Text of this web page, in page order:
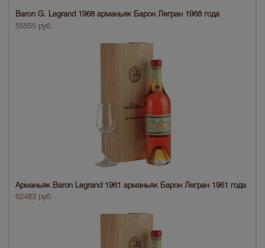
Baron G. Legrand 1968 арманьяк Барон Легран 1968 года
55555 руб.
Арманьяк Baron Legrand 1961 арманьяк Барон Легран 1961 года
62483 руб.